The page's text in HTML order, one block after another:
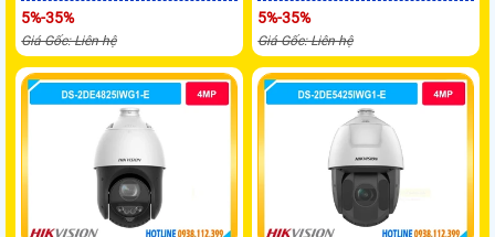
5%-35%
Giá Gốc: Liên hệ
5%-35%
Giá Gốc: Liên hệ